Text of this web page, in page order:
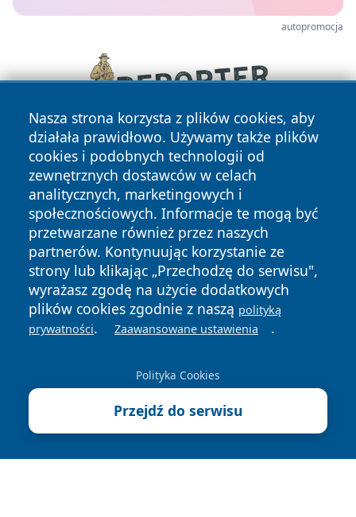
autopromocja
Nasza strona korzysta z plików cookies, aby
działała prawidłowo. Używamy także plików
cookies i podobnych technologii od
zewnętrznych dostawców w celach
analitycznych, marketingowych i
społecznościowych. Informacje te mogą być
przetwarzane również przez naszych
partnerów. Kontynuując korzystanie ze
strony lub klikając „Przechodzę do serwisu",
wyrażasz zgodę na użycie dodatkowych
plików cookies zgodnie z naszą polityką
prywatności. Zaawansowane ustawienia .
Polityka Cookies
Przejdź do serwisu
Copyright © 2026 newsynowodworskie.pl Wszystkie prawa
zastrzeżone.
News Autorzy
Polityka
Polityka